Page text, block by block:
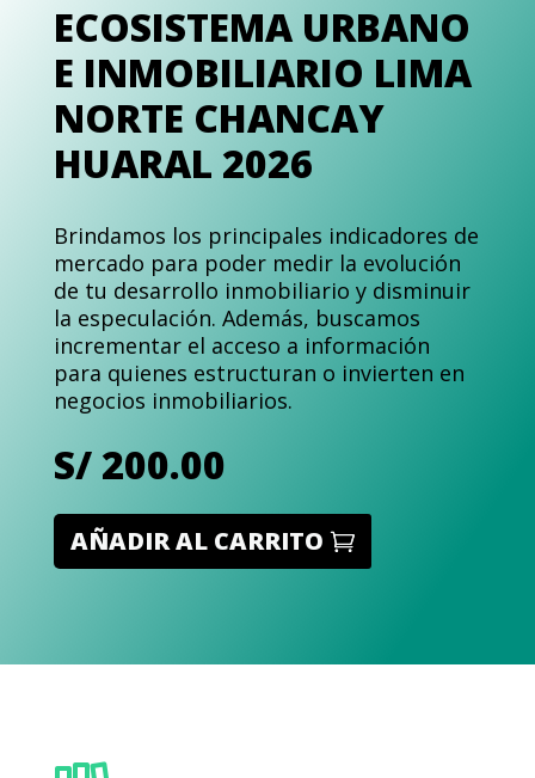
ECOSISTEMA URBANO
E INMOBILIARIO LIMA
NORTE CHANCAY
HUARAL 2026
Brindamos los principales indicadores de
mercado para poder medir la evolución
de tu desarrollo inmobiliario y disminuir
la especulación. Además, buscamos
incrementar el acceso a información
para quienes estructuran o invierten en
negocios inmobiliarios.
S/200.00
AÑADIR AL CARRITO